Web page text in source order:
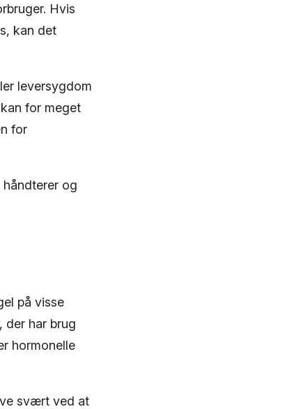
Hvis
kan det
leversygdom
for meget
for
og
på visse
der har brug
hormonelle
svært ved at